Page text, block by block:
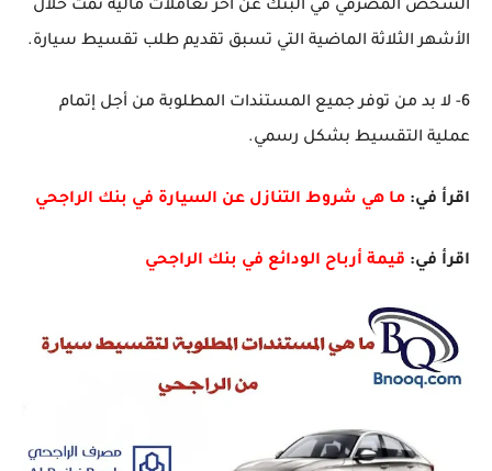
الشخص المصرفي في البنك عن آخر تعاملات مالية تمت خلال
الأشهر الثلاثة الماضية التي تسبق تقديم طلب تقسيط سيارة.
6- لا بد من توفر جميع المستندات المطلوبة من أجل إتمام
عملية التقسيط بشكل رسمي.
اقرأ في: ما هي شروط التنازل عن السيارة في بنك الراجحي
اقرأ في: قيمة أرباح الودائع في بنك الراجحي